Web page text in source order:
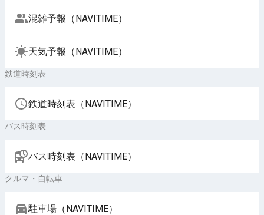
混雑予報（NAVITIME）
天気予報（NAVITIME）
鉄道時刻表
鉄道時刻表（NAVITIME）
バス時刻表
バス時刻表（NAVITIME）
クルマ・自転車
駐車場（NAVITIME）